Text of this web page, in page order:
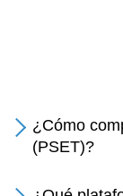
¿Cómo
(PSET)?